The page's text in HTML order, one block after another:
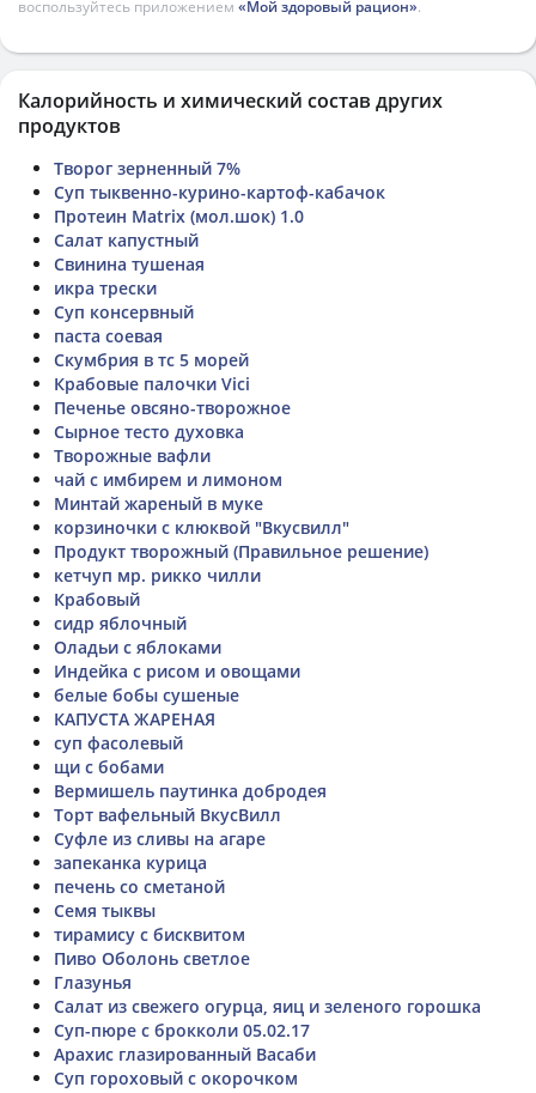
воспользуйтесь приложением «Мой здоровый рацион».
Калорийность и химический состав других
продуктов
Творог зерненный 7%
Суп тыквенно-курино-картоф-кабачок
Протеин Matrix (мол.шок) 1.0
Салат капустный
Свинина тушеная
икра трески
Суп консервный
паста соевая
Скумбрия в тс 5 морей
Крабовые палочки Vici
Печенье овсяно-творожное
Сырное тесто духовка
Творожные вафли
чай с имбирем и лимоном
Минтай жареный в муке
корзиночки с клюквой "Вкусвилл"
Продукт творожный (Правильное решение)
кетчуп мр. рикко чилли
Крабовый
сидр яблочный
Оладьи с яблоками
Индейка с рисом и овощами
белые бобы сушеные
КАПУСТА ЖАРЕНАЯ
суп фасолевый
щи с бобами
Вермишель паутинка добродея
Торт вафельный ВкусВилл
Суфле из сливы на агаре
запеканка курица
печень со сметаной
Семя тыквы
тирамису с бисквитом
Пиво Оболонь светлое
Глазунья
Салат из свежего огурца, яиц и зеленого горошка
Суп-пюре с брокколи 05.02.17
Арахис глазированный Васаби
Суп гороховый с окорочком